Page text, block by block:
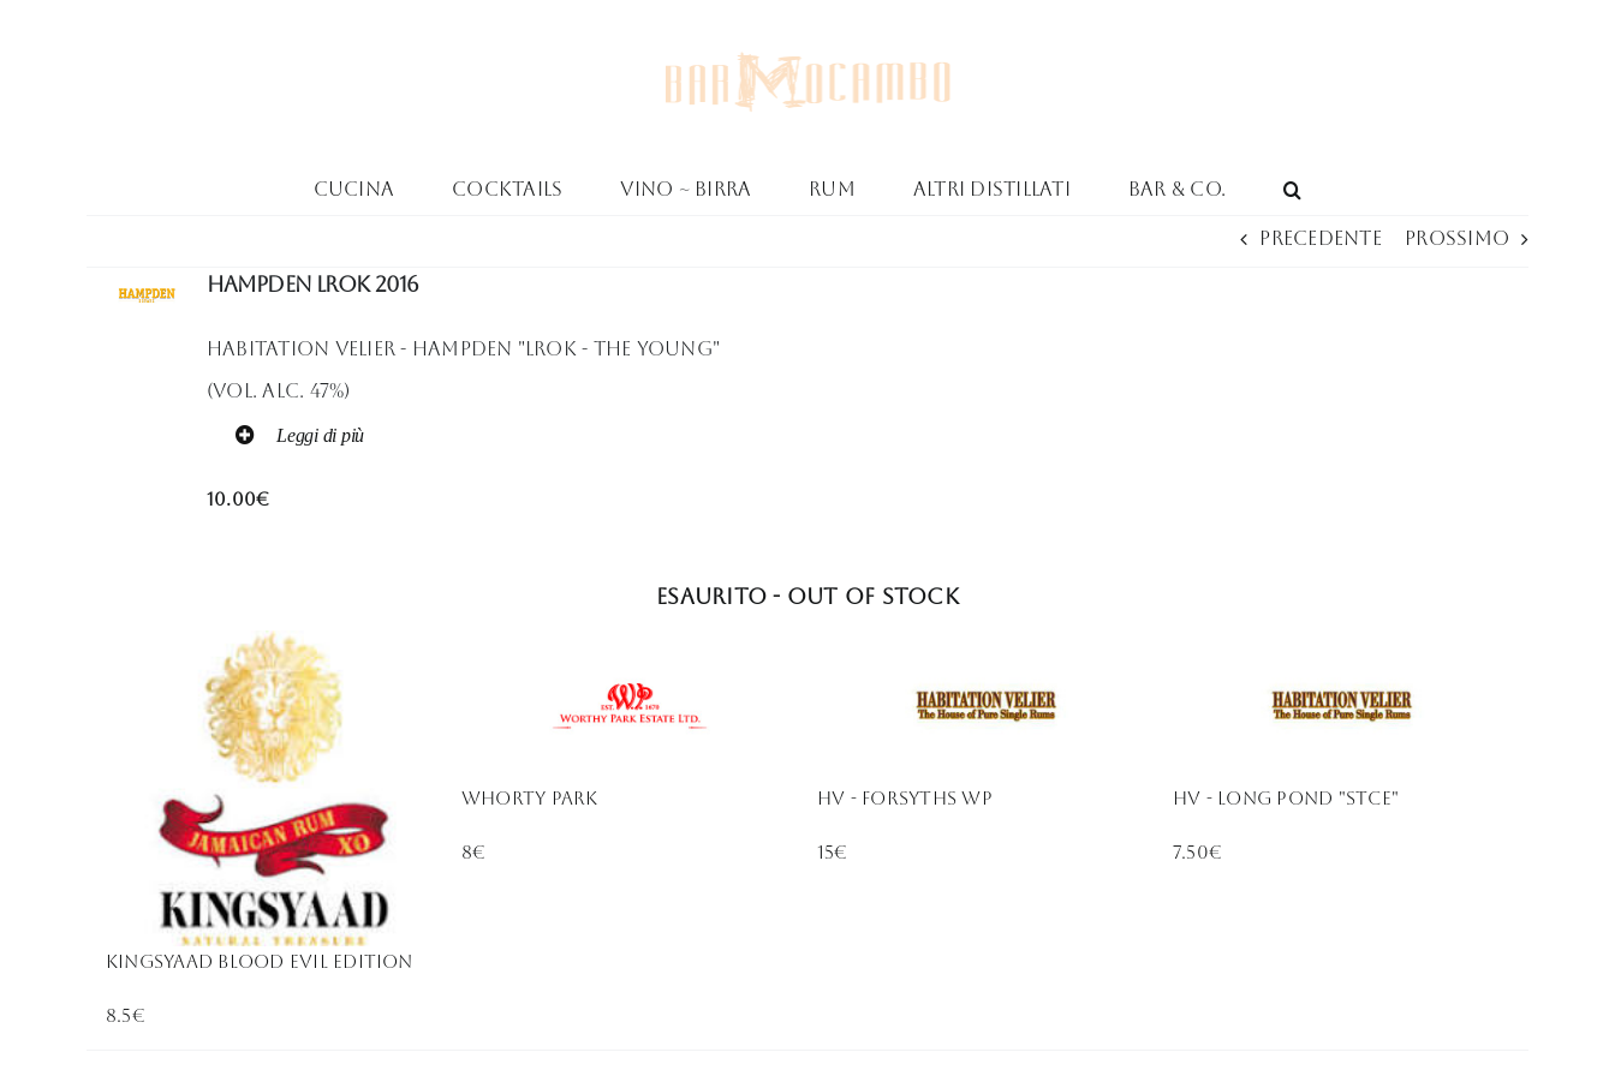
Cucina Cocktails Vino ~ Birra Rum Altri Distillati Bar & Co.
Precedente Prossimo
Hampden LROK 2016
10.00€
Habitation Velier - Hampden "Lrok - The Young"
(Vol. Alc. 47%)
Leggi di più
Esaurito - Out of stock
KINGSYAAD BLOOD EVIL EDITION
8.5€
WHORTY PARK
8€
HV - FORSYTHS WP
15€
HV - Long Pond "STCE"
7.50€